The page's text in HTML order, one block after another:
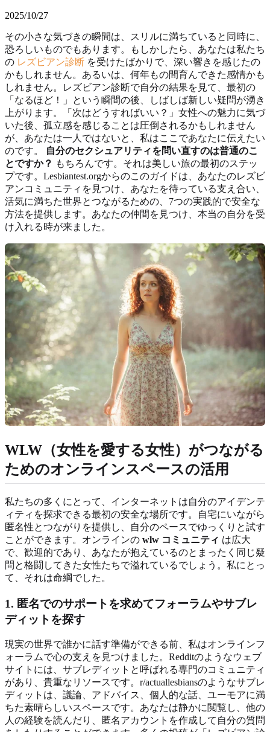
2025/10/27
その小さな気づきの瞬間は、スリルに満ちていると同時に、
恐ろしいものでもあります。もしかしたら、あなたは私たち
の レズビアン診断 を受けたばかりで、深い響きを感じたの
かもしれません。あるいは、何年もの間育んできた感情かも
しれません。レズビアン診断で自分の結果を見て、最初の
「なるほど！」という瞬間の後、しばしば新しい疑問が湧き
上がります。「次はどうすればいい？」女性への魅力に気づ
いた後、孤立感を感じることは圧倒されるかもしれません
が、あなたは一人ではないと、私はここであなたに伝えたい
のです。
自分のセクシュアリティを問い直すのは普通のこ
とですか？ もちろんです。それは美しい旅の最初のステッ
プです。Lesbiantest.orgからのこのガイドは、あなたのレズビ
アンコミュニティを見つけ、あなたを待っている支え合い、
活気に満ちた世界とつながるための、7つの実践的で安全な
方法を提供します。あなたの仲間を見つけ、本当の自分を受
け入れる時が来ました。
WLW（女性を愛する女性）がつながる
ためのオンラインスペースの活用
私たちの多くにとって、インターネットは自分のアイデンテ
ィティを探求できる最初の安全な場所です。自宅にいながら
匿名性とつながりを提供し、自分のペースでゆっくりと試す
ことができます。オンラインの wlw コミュニティ は広大
で、歓迎的であり、あなたが抱えているのとまったく同じ疑
問と格闘してきた女性たちで溢れているでしょう。私にとっ
て、それは命綱でした。
1. 匿名でのサポートを求めてフォーラムやサブレ
ディットを探す
現実の世界で誰かに話す準備ができる前、私はオンラインフ
ォーラムで心の支えを見つけました。Redditのようなウェブ
サイトには、サブレディットと呼ばれる専門のコミュニティ
があり、貴重なリソースです。r/actuallesbiansのようなサブレ
ディットは、議論、アドバイス、個人的な話、ユーモアに満
ちた素晴らしいスペースです。あなたは静かに閲覧し、他の
人の経験を読んだり、匿名アカウントを作成して自分の質問